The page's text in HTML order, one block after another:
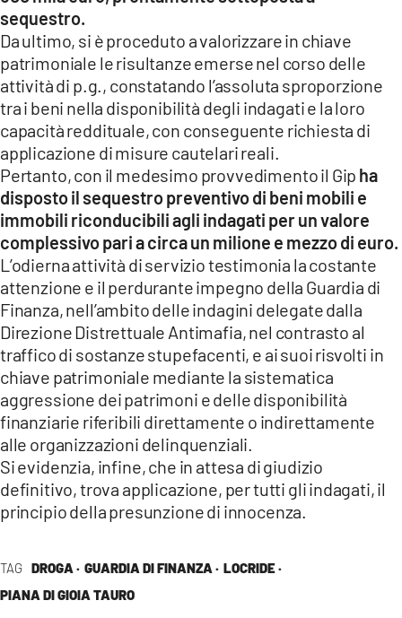
TAG DROGA · GUARDIA DI FINANZA · LOCRIDE ·
PIANA DI GIOIA TAURO
sequestro.
Da ultimo, si è proceduto a valorizzare in chiave
patrimoniale le risultanze emerse nel corso delle
attività di p.g., constatando l’assoluta sproporzione
tra i beni nella disponibilità degli indagati e la loro
capacità reddituale, con conseguente richiesta di
applicazione di misure cautelari reali.
Pertanto, con il medesimo provvedimento il Gip ha
disposto il sequestro preventivo di beni mobili e
immobili riconducibili agli indagati per un valore
complessivo pari a circa un milione e mezzo di euro.
L’odierna attività di servizio testimonia la costante
attenzione e il perdurante impegno della Guardia di
Finanza, nell’ambito delle indagini delegate dalla
Direzione Distrettuale Antimafia, nel contrasto al
traffico di sostanze stupefacenti, e ai suoi risvolti in
chiave patrimoniale mediante la sistematica
aggressione dei patrimoni e delle disponibilità
finanziarie riferibili direttamente o indirettamente
alle organizzazioni delinquenziali.
Si evidenzia, infine, che in attesa di giudizio
definitivo, trova applicazione, per tutti gli indagati, il
principio della presunzione di innocenza.